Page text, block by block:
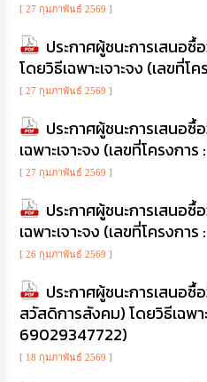
[ 27 กุมภาพันธ์ 2569 ]
ประกาศผู้ชนะการเสนอ
โดยวิธีเฉพาะเจาะจง (เลขที่
[ 27 กุมภาพันธ์ 2569 ]
ประกาศผู้ชนะการเสนอ
เฉพาะเจาะจง (เลขที่โครงก
[ 27 กุมภาพันธ์ 2569 ]
ประกาศผู้ชนะการเสนอ
เฉพาะเจาะจง (เลขที่โครงก
[ 26 กุมภาพันธ์ 2569 ]
ประกาศผู้ชนะการเสนอ
สวัสดิการสังคม) โดยวิธีเฉพา
69029347722)
[ 18 กุมภาพันธ์ 2569 ]